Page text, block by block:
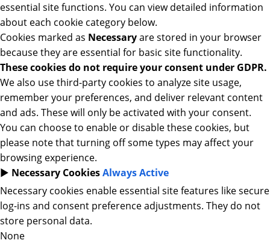
essential site functions. You can view detailed information
about each cookie category below.
Cookies marked as Necessaryare stored in your browser
because they are essential for basic site functionality.
These cookies do not require your consent under GDPR.
We also use third-party cookies to analyze site usage,
remember your preferences, and deliver relevant content
and ads. These will only be activated with your consent.
You can choose to enable or disable these cookies, but
please note that turning off some types may affect your
browsing experience.
► Necessary CookiesAlways Active
Necessary cookies enable essential site features like secure
log-ins and consent preference adjustments. They do not
store personal data.
None